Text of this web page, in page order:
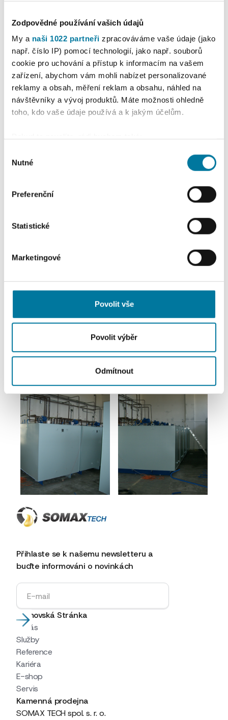
Zodpovědné používání vašich údajů
My a naši 1022 partneři zpracováváme vaše údaje (jako
např. číslo IP) pomocí technologií, jako např. souborů
cookie pro uchování a přístup k informacím na vašem
zařízení, abychom vám mohli nabízet personalizované
reklamy a obsah, měření reklam a obsahu, náhled na
návštěvníky a vývoj produktů. Máte možnosti ohledně
toho, kdo vaše údaje používá a k jakým účelům.
poloze, které mohou být přesné na několik metrů
Identifikovali vaše zařízení pomocí aktivního
Zjistěte více o tom, jak zpracováváme vaše osobní
Svůj souhlas můžete kdykoliv změnit nebo odvolat v
K personalizaci obsahu a reklam, poskytování funkcí
sociálních médií a analýze naší návštěvnosti využíváme
soubory cookie. Informace o tom, jak náš web používáte,
sdílíme se svými partnery pro sociální média, inzerci a
analýzy. Partneři tyto údaje mohou zkombinovat s
dalšími informacemi, které jste jim poskytli nebo které
souhlasu
Nutné
Preferenční
Statistické
Marketingové
Povolit vše
Povolit výběr
Odmítnout
Předchozí článek
Další článek
Přihlaste se k našemu newsletteru a
buďte informováni o novinkách
Domovská Stránka
O nás
Služby
Reference
Kariéra
E-shop
Servis
Kamenná prodejna
SOMAX TECH spol. s. r. o.